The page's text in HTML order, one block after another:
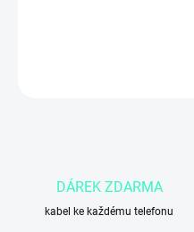
DÁREK ZDARMA
kabel ke každému telefonu